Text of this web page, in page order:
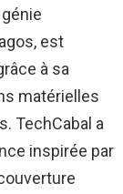
est
à sa
matérielles
TechCabal a
inspirée par